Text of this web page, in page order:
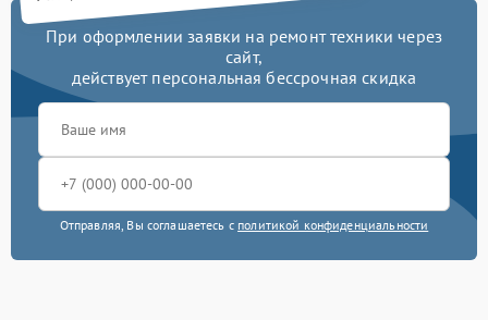
При оформлении заявки на ремонт техники через
сайт,
действует персональная бессрочная скидка
Отправляя, Вы соглашаетесь с политикой конфиденциальности